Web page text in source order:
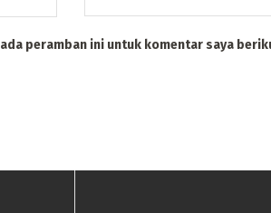
peramban ini untuk komentar saya